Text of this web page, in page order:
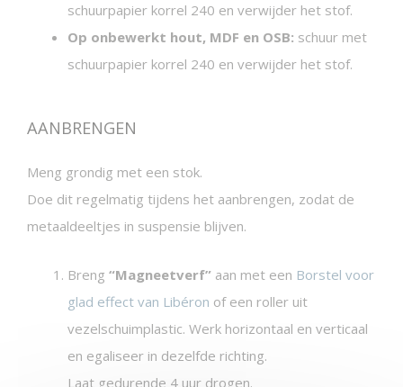
schuurpapier korrel 240 en verwijder het stof.
Op onbewerkt hout, MDF en OSB: schuur met
schuurpapier korrel 240 en verwijder het stof.
AANBRENGEN
Meng grondig met een stok.
Doe dit regelmatig tijdens het aanbrengen, zodat de
metaaldeeltjes in suspensie blijven.
Breng “Magneetverf” aan met een Borstel voor
glad effect van Libéron of een roller uit
vezelschuimplastic. Werk horizontaal en verticaal
en egaliseer in dezelfde richting.
Laat gedurende 4 uur drogen.